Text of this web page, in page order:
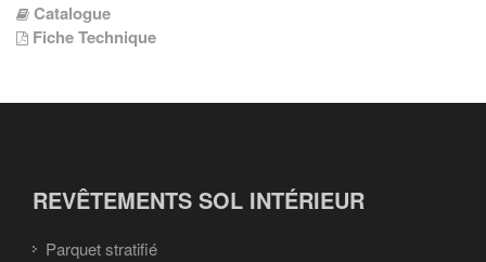
Catalogue
Fiche Technique
REVÊTEMENTS SOL INTÉRIEUR
Parquet stratifié